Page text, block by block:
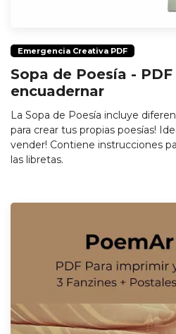
Emergencia Creativa PDF
Sopa de Poesía -
encuadernar
La Sopa de Poesía incluye
para crear tus propias poesías!
vender! Contiene instrucciones
las libretas.